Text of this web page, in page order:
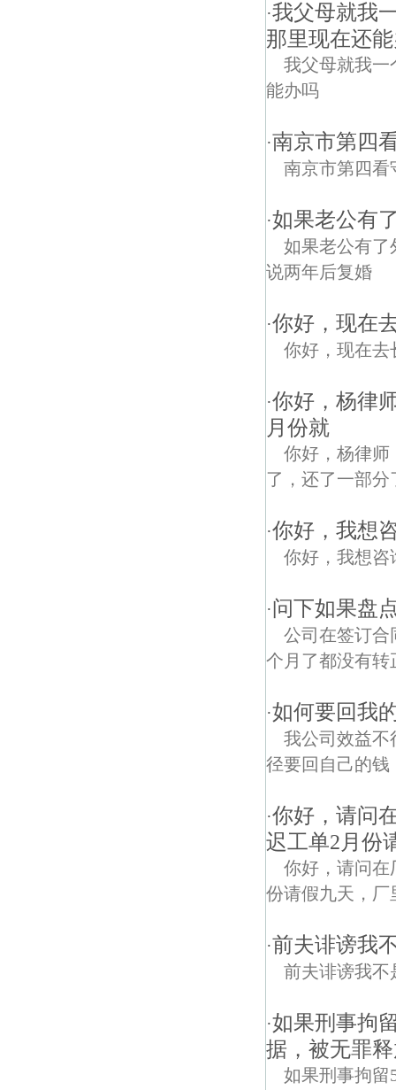
·我父母就我
那里现在还
我父母就我一
能办吗
·南京市第四
南京市第四看
·如果老公有
如果老公有了
说两年后复婚
·你好，现在
你好，现在去
·你好，杨律
月份就
你好，杨律师
了，还了一部
·你好，我想
你好，我想咨
·问下如果盘
公司在签订合
个月了都没有转
·如何要回我
我公司效益不
径要回自己的钱
·你好，请问
迟工单2月份
你好，请问在
份请假九天，厂
·前夫诽谤我
前夫诽谤我不
·如果刑事拘
据，被无罪
如果刑事拘留